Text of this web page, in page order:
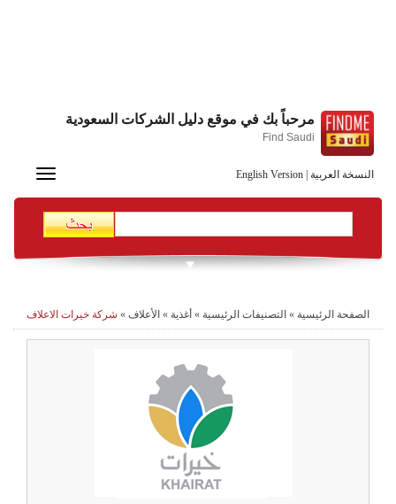
النسخة العربية English Version
مرحباً بك في موقع دليل الشركات السعودية
Find Saudi
Toggle
الصفحة الرئيسية » التصنيفات الرئيسية » أغذية » الأعلاف » شركة خيرات الاعلاف